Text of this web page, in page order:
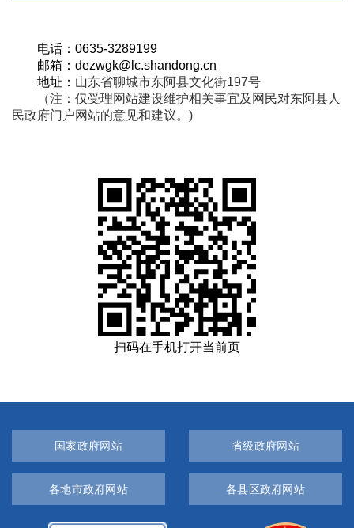
电话： 0635-3289199
邮箱： dezwgk@lc.shandong.cn
地址： 山东省聊城市东阿县文化街197号
（注：仅受理网站建设维护相关事宜及网民对东阿县人
民政府门户网站的意见和建议。)
扫码在手机打开当前页
国家政府网站 省级政府网站
各地市政府网站 各县区政府网站